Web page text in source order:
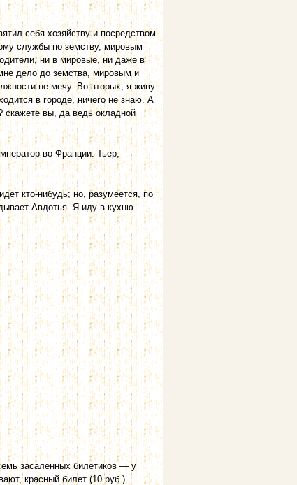
себя хозяйству и посредством
службы по земству, мировым
ни в мировые, ни даже в
дело до земства, мировым и
не мечу. Во-вторых, я живу
в городе, ничего не знаю. А
скажете вы, да ведь окладной
во Франции: Тьер,
кто-нибудь; но, разумеется, по
Авдотья. Я иду в кухню.
засаленных билетиков — у
красный билет (10 руб.)